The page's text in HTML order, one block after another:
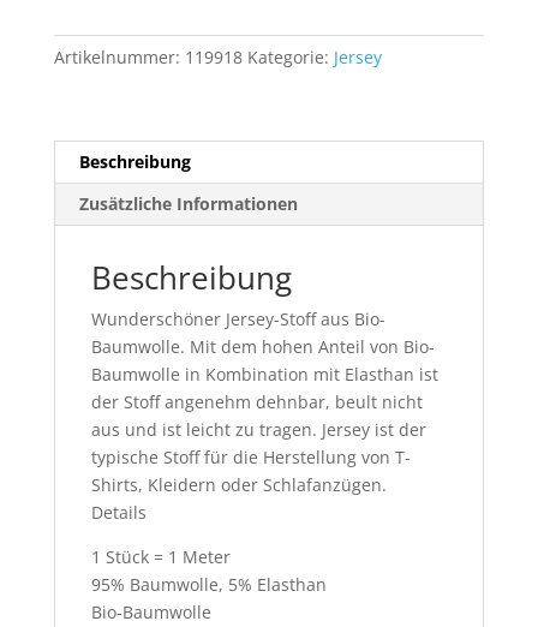
Basicsternchen
Artikelnummer: 119918 Kategorie: Jersey
Beschreibung
Zusätzliche Informationen
Beschreibung
Wunderschöner Jersey-Stoff aus Bio-
Baumwolle. Mit dem hohen Anteil von Bio-
Baumwolle in Kombination mit Elasthan ist
der Stoff angenehm dehnbar, beult nicht
aus und ist leicht zu tragen. Jersey ist der
typische Stoff für die Herstellung von T-
Shirts, Kleidern oder Schlafanzügen.
Details
1 Stück = 1 Meter
95% Baumwolle, 5% Elasthan
Bio-Baumwolle